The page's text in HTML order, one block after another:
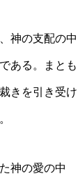
神の支配の中
ある。まとも
きを引き受け
神の愛の中